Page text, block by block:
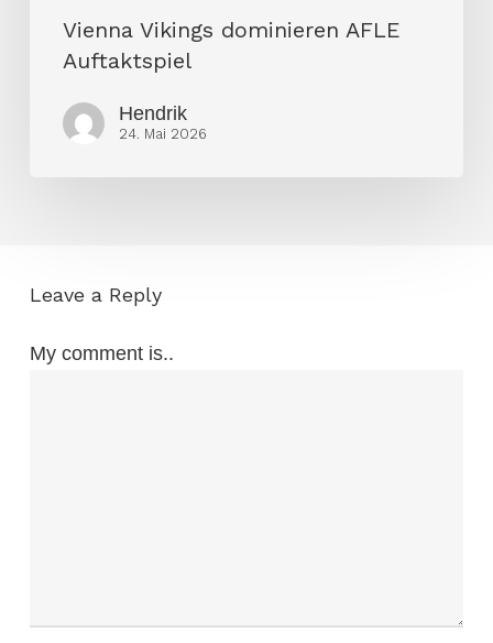
Vienna Vikings dominieren AFLE
Auftaktspiel
Hendrik
24. Mai 2026
Leave a Reply
My comment is..